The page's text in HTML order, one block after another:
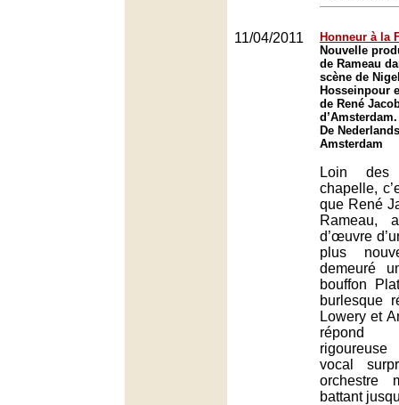
11/04/2011
Honneur à la
Nouvelle
de Rameau
scène de
Hosseinpour
de René
d’Amsterdam.
De
Amsterdam
Loin des
chapelle,
que René
Rameau,
d’œuvre
plus
demeuré
bouffon
burlesque
Lowery et
répond
vocal
orchestre
battant